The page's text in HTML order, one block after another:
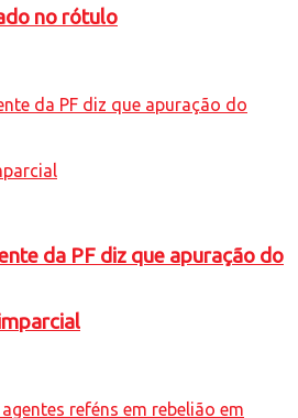
no rótulo
da PF diz que apuração do